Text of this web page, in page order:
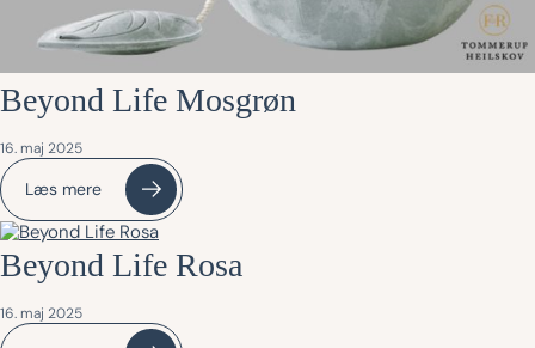
Beyond Life Mosgrøn
16. maj 2025
Læs mere
Beyond Life Rosa
16. maj 2025